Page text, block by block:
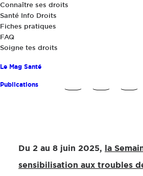
Connaître ses droits
Santé Info Droits
Fiches pratiques
FAQ
Soigne tes droits
Le Mag Santé
Publications
Du 2 au 8 juin 2025, la
sensibilisation aux troubles